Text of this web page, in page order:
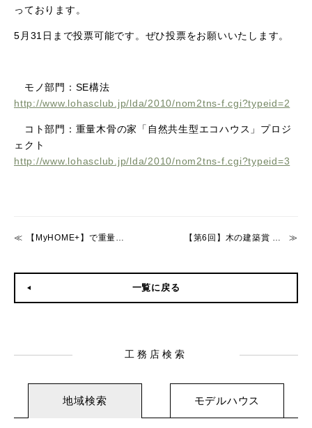
っております。
5月31日まで投票可能です。ぜひ投票をお願いいたします。
モノ部門：SE構法
http://www.lohasclub.jp/lda/2010/nom2tns-f.cgi?typeid=2
コト部門：重量木骨の家「自然共生型エコハウス」プロジ
ェクト
http://www.lohasclub.jp/lda/2010/nom2tns-f.cgi?typeid=3
【MyHOME+】で重量木骨の家の連載が始まりました！ 【第6回】木の建築賞 表彰式が行われました。
一覧に戻る
工務店検索
地域検索 モデルハウス